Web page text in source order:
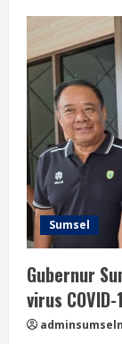
Sumsel
Gubernur
virus COVID-